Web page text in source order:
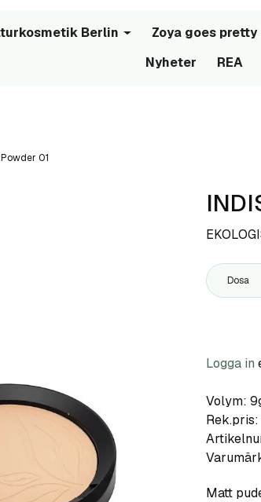
Berlin Zoya goes pretty
Nyheter
REA
01
Dosa
Logga in
Volym:
Rek.pris:
Matt